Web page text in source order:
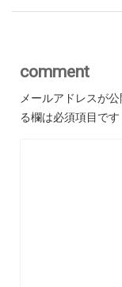
comment
メールアドレスが
る欄は必須項目です